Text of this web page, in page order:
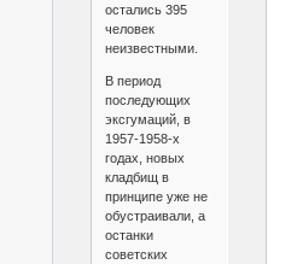
остались 395
человек
неизвестными.
В период
последующих
эксгумаций, в
1957-1958-х
годах, новых
кладбищ в
принципе уже не
обустраивали, а
останки
советских